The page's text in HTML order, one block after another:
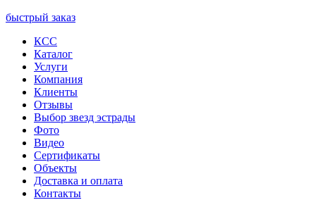
быстрый заказ
КСС
Каталог
Услуги
Компания
Клиенты
Oтзывы
Выбор звезд эстрады
Фото
Видео
Сертификаты
Объекты
Доставка и оплата
Контакты